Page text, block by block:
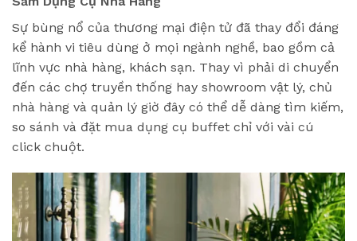
Sự bùng nổ của thương mại điện tử đã thay đổi đáng
kể hành vi tiêu dùng ở mọi ngành nghề, bao gồm cả
lĩnh vực nhà hàng, khách sạn. Thay vì phải di chuyển
đến các chợ truyền thống hay showroom vật lý, chủ
nhà hàng và quản lý giờ đây có thể dễ dàng tìm kiếm,
so sánh và đặt mua dụng cụ buffet chỉ với vài cú
click chuột.